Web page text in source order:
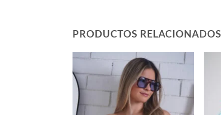
PRODUCTOS RELACIONADOS
Añadir
lista de